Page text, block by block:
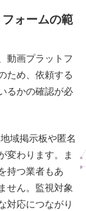
ォームの範
動画プラットフ
ため、依頼する
るかの確認が必
域掲示板や匿名
変わります。ま
持つ業者もあ
せん。監視対象
対応につながり